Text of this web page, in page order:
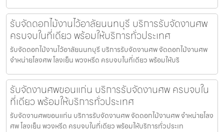
รับจัดดอกไม้งานไว้อาลัยนนทบุรี บริการรับจัดงานศพ
ครบจบในที่เดียว พร้อมให้บริการทั่วประเทศ
รับจัดดอกไม้งานไว้อาลัยนนทบุรี บริการรับจัดงานศพ จัดดอกไม้งานศพ
จำหน่ายโลงศพ โลงเย็น พวงหรีด ครบจบในที่เดียว พร้อมให้บริ
รับจัดงานศพขอนแก่น บริการรับจัดงานศพ ครบจบใน
ที่เดียว พร้อมให้บริการทั่วประเทศ
รับจัดงานศพขอนแก่น บริการรับจัดงานศพ จัดดอกไม้งานศพ จำหน่ายโลง
ศพ โลงเย็น พวงหรีด ครบจบในที่เดียว พร้อมให้บริการทั่วประเท